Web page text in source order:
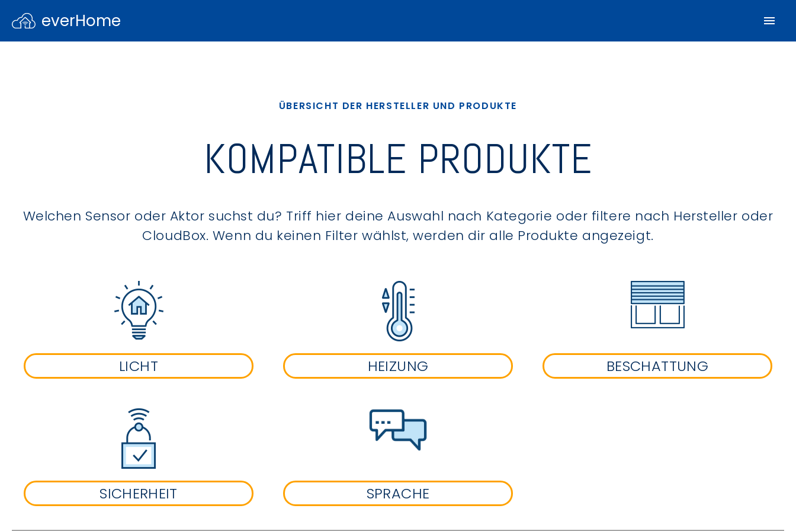
everHome
ÜBERSICHT DER HERSTELLER UND PRODUKTE
KOMPATIBLE PRODUKTE
Welchen Sensor oder Aktor suchst du? Triff hier deine Auswahl nach Kategorie oder filtere nach Hersteller oder
CloudBox. Wenn du keinen Filter wählst, werden dir alle Produkte angezeigt.
LICHT HEIZUNG BESCHATTUNG
SICHERHEIT SPRACHE